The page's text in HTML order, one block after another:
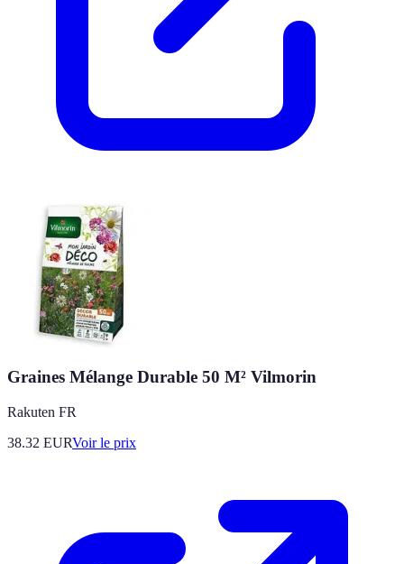
Graines Mélange Durable 50 M² Vilmorin
Rakuten FR
38.32 EURVoir le prix